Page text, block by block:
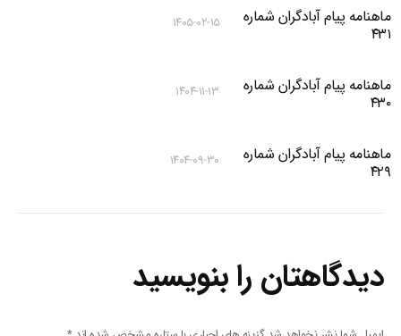
ماهنامه پیام آبادگران شماره
۴۳۱
۱۴۰۵-۰۲-۱۵
ماهنامه پیام آبادگران شماره
۴۳۰
۱۴۰۴-۱۱-۱۳
ماهنامه پیام آبادگران شماره
۴۲۹
۱۴۰۴-۰۹-۳۰
دیدگاهتان را بنویسید